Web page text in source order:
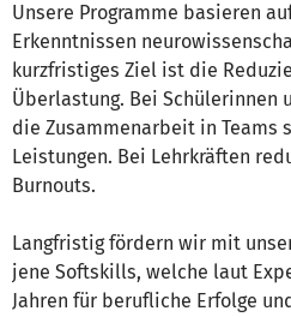
Unsere Programme basieren
Erkenntnissen
kurzfristiges Ziel ist die
Überlastung. Bei Schülerinnen
die Zusammenarbeit in Teams
Leistungen. Bei Lehrkräften
Burnouts.
Langfristig fördern wir mit
jene Softskills, welche laut
Jahren für berufliche Erfolge